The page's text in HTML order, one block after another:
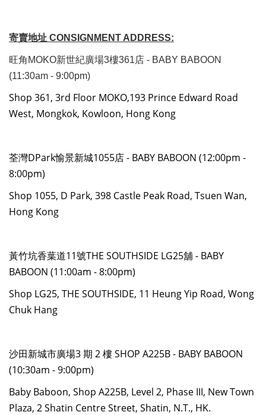
寄賣地址 CONSIGNMENT ADDRESS:
旺角MOKO新世紀廣場3樓361店 - BABY BABOON
(11:30am - 9:00pm)
Shop 361, 3rd Floor MOKO,193 Prince Edward Road
West, Mongkok, Kowloon, Hong Kong
荃灣DPark愉景新城1055店 - BABY BABOON (12:00pm -
8:00pm)
Shop 1055, D Park, 398 Castle Peak Road, Tsuen Wan,
Hong Kong
黃竹坑香葉道11號THE SOUTHSIDE LG25舖 - BABY
BABOON (11:00am - 8:00pm)
Shop LG25, THE SOUTHSIDE, 11 Heung Yip Road, Wong
Chuk Hang
沙田新城市廣場3 期 2 樓 SHOP A225B - BABY BABOON
(10:30am - 9:00pm)
Baby Baboon, Shop A225B, Level 2, Phase III, New Town
Plaza, 2 Shatin Centre Street, Shatin, N.T., HK.